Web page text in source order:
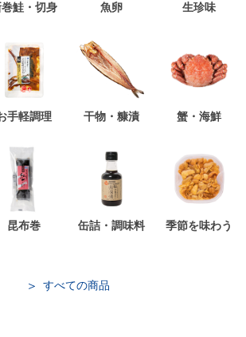
巻鮭・切身 魚卵 生珍味
手軽調理 干物・糠漬 蟹・海鮮
昆布巻 缶詰・調味料 季節を味わう
すべての商品